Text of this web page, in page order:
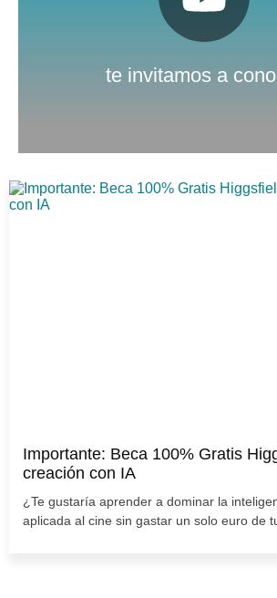
te invitamos a
Pulsa aquí
Importante: Beca 100% Gratis
creación con IA
¿Te gustaría aprender a dominar la
aplicada al cine sin gastar un solo euro de